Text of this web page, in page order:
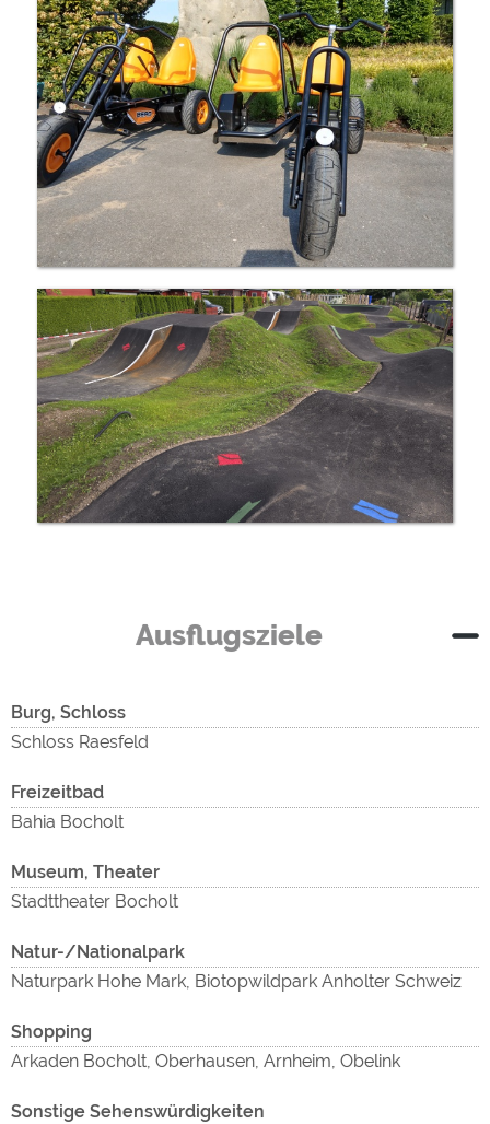
Ausflugsziele
Burg, Schloss
Schloss Raesfeld
Freizeitbad
Bahia Bocholt
Museum, Theater
Stadttheater Bocholt
Natur-/Nationalpark
Naturpark Hohe Mark, Biotopwildpark Anholter Schweiz
Shopping
Arkaden Bocholt, Oberhausen, Arnheim, Obelink
Sonstige Sehenswürdigkeiten